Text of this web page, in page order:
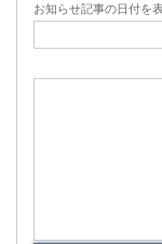
お知らせ記事の日付を